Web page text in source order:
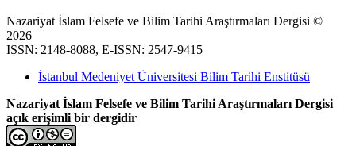
Nazariyat İslam Felsefe ve Bilim Tarihi Araştırmaları Dergisi ©
2026
ISSN: 2148-8088, E-ISSN: 2547-9415
İstanbul Medeniyet Üniversitesi Bilim Tarihi Enstitüsü
Nazariyat İslam Felsefe ve Bilim Tarihi Araştırmaları Dergisi
açık erişimli bir dergidir